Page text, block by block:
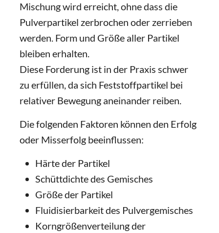
Mischung wird erreicht, ohne dass die
Pulverpartikel zerbrochen oder zerrieben
werden. Form und Größe aller Partikel
bleiben erhalten.
Diese Forderung ist in der Praxis schwer
zu erfüllen, da sich Feststoffpartikel bei
relativer Bewegung aneinander reiben.
Die folgenden Faktoren können den Erfolg
oder Misserfolg beeinflussen:
Härte der Partikel
Schüttdichte des Gemisches
Größe der Partikel
Fluidisierbarkeit des Pulvergemisches
Korngrößenverteilung der